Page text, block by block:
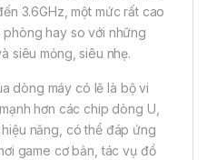
3.6GHz, một mức rất cao
hay so với những
siêu mỏng, siêu nhẹ.
dòng máy có lẽ là bộ vi
hơn các chip dòng U,
năng, có thể đáp ứng
game cơ bản, tác vụ đồ